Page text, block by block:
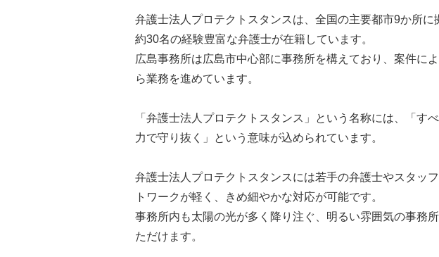
弁護士法人プロテクトスタンスは、全国の主要都市9か所に
約30名の経験豊富な弁護士が在籍しています。
広島事務所は広島市中心部に事務所を構えており、案件に
ら業務を進めています。
「弁護士法人プロテクトスタンス」という名称には、「す
力で守り抜く」という意味が込められています。
弁護士法人プロテクトスタンスには若手の弁護士やスタッ
トワークが軽く、きめ細やかな対応が可能です。
事務所内も太陽の光が多く降り注ぐ、明るい雰囲気の事務
ただけます。